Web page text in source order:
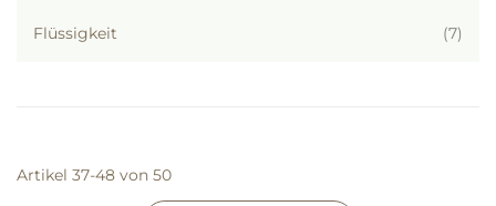
Flüssigkeit 7
Artikel 37-48 von 50